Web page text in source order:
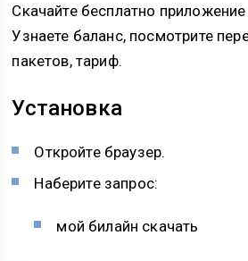
Скачайте бесплатно
Узнаете баланс, посмотрите
пакетов, тариф.
Установка
Откройте браузер.
Наберите запрос:
мой билайн скачать